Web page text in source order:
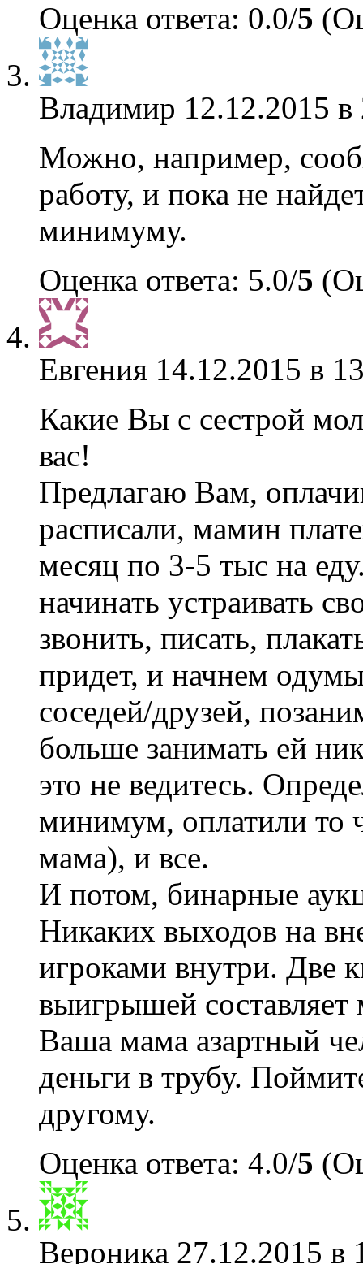
Оценка ответа: 0.0/5
Владимир 12.12.2015
Можно, например,
работу, и пока не
минимуму.
Оценка ответа: 5.0/5
Евгения 14.12.2015 в
Какие Вы с сестрой
вас!
Предлагаю Вам,
расписали, мамин
месяц по 3-5 тыс на
начинать устраивать
звонить, писать,
придет, и начнем
соседей/друзей,
больше занимать ей
это не ведитесь.
минимум, оплатили то
мама), и все.
И потом, бинарные
Никаких выходов на
игроками внутри. Две
выигрышей
Ваша мама азартный
деньги в трубу.
другому.
Оценка ответа: 4.0/5
Вероника 27.12.2015 в